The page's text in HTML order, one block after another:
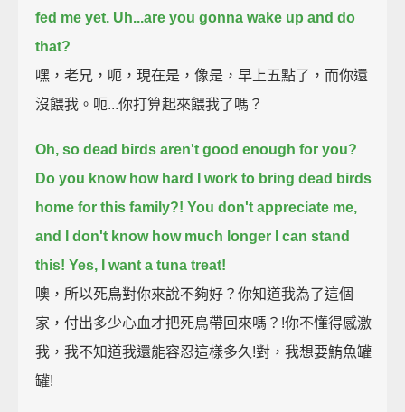
fed me yet. Uh...are you gonna wake up and do
that?
嘿，老兄，呃，現在是，像是，早上五點了，而你還
沒餵我。呃...你打算起來餵我了嗎？
Oh, so dead birds aren't good enough for you?
Do you know how hard I work to bring dead birds
home for this family?! You don't appreciate me,
and I don't know how much longer I can stand
this! Yes, I want a tuna treat!
噢，所以死鳥對你來說不夠好？你知道我為了這個
家，付出多少心血才把死鳥帶回來嗎？!你不懂得感激
我，我不知道我還能容忍這樣多久!對，我想要鮪魚罐
罐!